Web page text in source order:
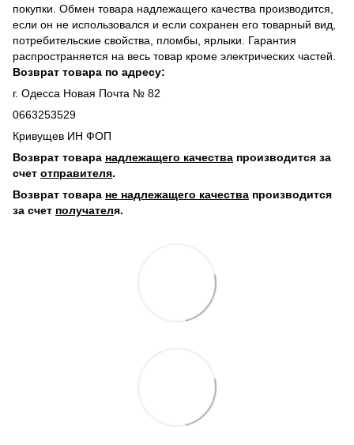
покупки. Обмен товара надлежащего качества производится,
если он не использовался и если сохранен его товарный вид,
потребительские свойства, пломбы, ярлыки. Гарантия
распространяется на весь товар кроме электрических частей.
Возврат товара по адресу:
г. Одесса Новая Почта № 82
0663253529
Кривущев ИН ФОП
Возврат товара надлежащего качества производится за
счет отправителя.
Возврат товара не надлежащего качества производится
за счет получателя.